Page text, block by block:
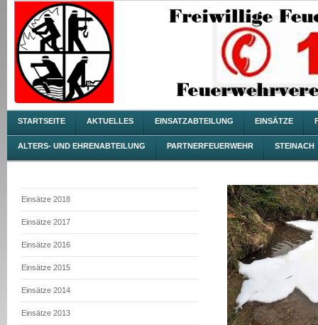
STARTSEITE AKTUELLES EINSATZABTEILUNG EINSÄTZE
ALTERS- UND EHRENABTEILUNG PARTNERFEUERWEHR STEINACH
Einsätze 2018
Einsätze 2017
Einsätze 2016
Einsätze 2015
Einsätze 2014
Einsätze 2013